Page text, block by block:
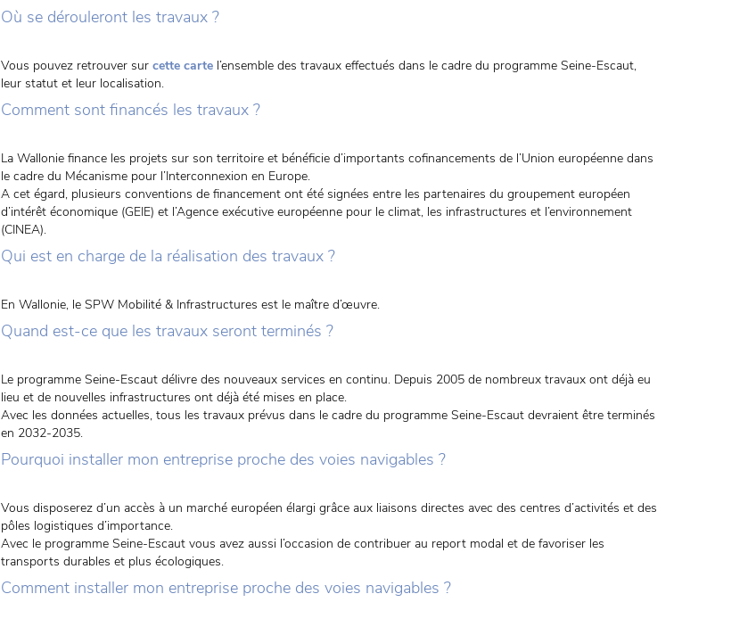
Où se dérouleront les travaux ?
Vous pouvez retrouver sur cette carte l’ensemble des travaux effectués dans le cadre du programme Seine-Escaut,
leur statut et leur localisation.
Comment sont financés les travaux ?
La Wallonie finance les projets sur son territoire et bénéficie d’importants cofinancements de l’Union européenne dans
le cadre du Mécanisme pour l’Interconnexion en Europe.
A cet égard, plusieurs conventions de financement ont été signées entre les partenaires du groupement européen
d’intérêt économique (GEIE) et l’Agence exécutive européenne pour le climat, les infrastructures et l’environnement
(CINEA).
Qui est en charge de la réalisation des travaux ?
En Wallonie, le SPW Mobilité & Infrastructures est le maître d’œuvre.
Quand est-ce que les travaux seront terminés ?
Le programme Seine-Escaut délivre des nouveaux services en continu. Depuis 2005 de nombreux travaux ont déjà eu
lieu et de nouvelles infrastructures ont déjà été mises en place.
Avec les données actuelles, tous les travaux prévus dans le cadre du programme Seine-Escaut devraient être terminés
en 2032-2035.
Pourquoi installer mon entreprise proche des voies navigables ?
Vous disposerez d’un accès à un marché européen élargi grâce aux liaisons directes avec des centres d’activités et des
pôles logistiques d’importance.
Avec le programme Seine-Escaut vous avez aussi l’occasion de contribuer au report modal et de favoriser les
transports durables et plus écologiques.
Comment installer mon entreprise proche des voies navigables ?